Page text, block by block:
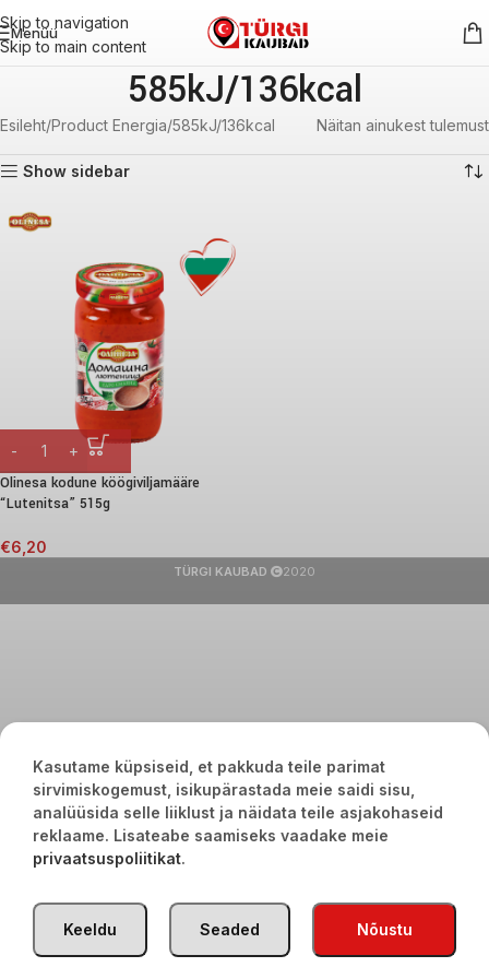
Skip to navigation
Skip to main content
Menüü
585kJ/136kcal
Esileht Product Energia 585kJ/136kcal Näitan ainukest tulemust
Show sidebar
Olinesa kodune köögiviljamääre
“Lutenitsa” 515g
€6,20
TÜRGI KAUBAD 2020
Kasutame küpsiseid, et pakkuda teile parimat
sirvimiskogemust, isikupärastada meie saidi sisu,
analüüsida selle liiklust ja näidata teile asjakohaseid
reklaame. Lisateabe saamiseks vaadake meie
privaatsuspoliitikat.
Nõustu
Seaded
Keeldu